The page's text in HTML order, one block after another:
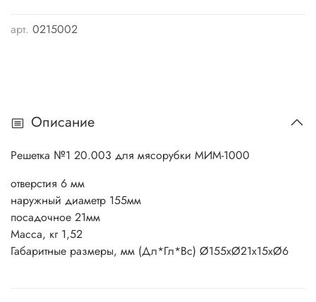
арт. 0215002
Описание
Решетка №1 20.003 для мясорубки МИМ-1000
отверстия 6 мм
наружный диаметр 155мм
посадочное 21мм
Масса, кг 1,52
Габаритные размеры, мм (Дл*Гл*Вс) Ø155хØ21х15хØ6